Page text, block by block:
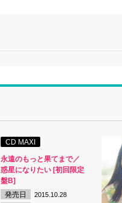
CD MAXI
永遠のもっと果てまで／
惑星になりたい [初回限定
盤B]
発売日
2015.10.28